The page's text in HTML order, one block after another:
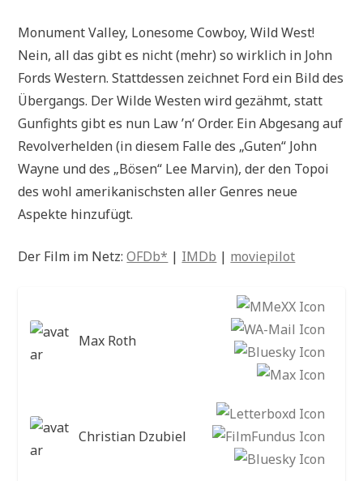
Monument Valley, Lonesome Cowboy, Wild West!
Nein, all das gibt es nicht (mehr) so wirklich in John
Fords Western. Stattdessen zeichnet Ford ein Bild des
Übergangs. Der Wilde Westen wird gezähmt, statt
Gunfights gibt es nun Law ’n‘ Order. Ein Abgesang auf
Revolverhelden (in diesem Falle des „Guten“ John
Wayne und des „Bösen“ Lee Marvin), der den Topoi
des wohl amerikanischsten aller Genres neue
Aspekte hinzufügt.
Der Film im Netz:OFDb* | IMDb | moviepilot
Max Roth
Christian Dzubiel